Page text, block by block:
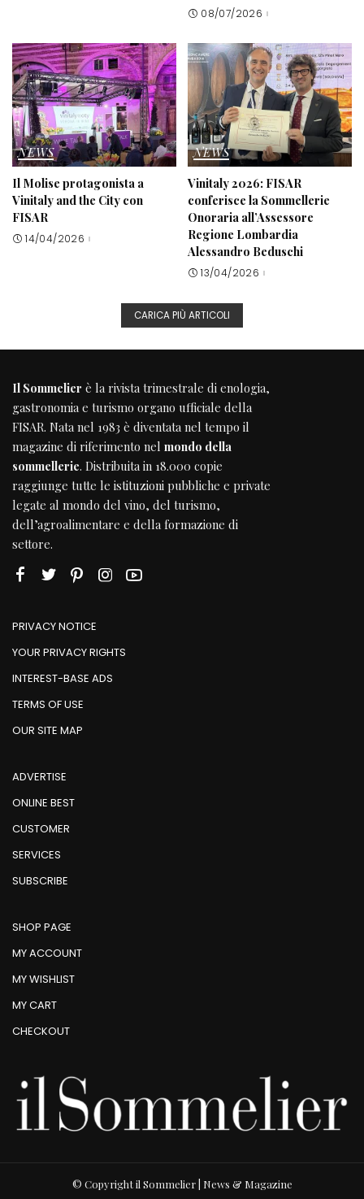
08/07/2026
NEWS
Il Molise protagonista a
Vinitaly and the City con
FISAR
14/04/2026
NEWS
Vinitaly 2026: FISAR
conferisce la Sommellerie
Onoraria all’Assessore
Regione Lombardia
Alessandro Beduschi
13/04/2026
CARICA PIÙ ARTICOLI
Il Sommelier è la rivista trimestrale di enologia,
gastronomia e turismo organo ufficiale della
FISAR. Nata nel 1983 è diventata nel tempo il
magazine di riferimento nel mondo della
sommellerie. Distribuita in 18.000 copie
raggiunge tutte le istituzioni pubbliche e private
legate al mondo del vino, del turismo,
dell’agroalimentare e della formazione di
settore.
PRIVACY NOTICE
YOUR PRIVACY RIGHTS
INTEREST-BASE ADS
TERMS OF USE
OUR SITE MAP
ADVERTISE
ONLINE BEST
CUSTOMER
SERVICES
SUBSCRIBE
SHOP PAGE
MY ACCOUNT
MY WISHLIST
MY CART
CHECKOUT
© Copyright il Sommelier | News & Magazine